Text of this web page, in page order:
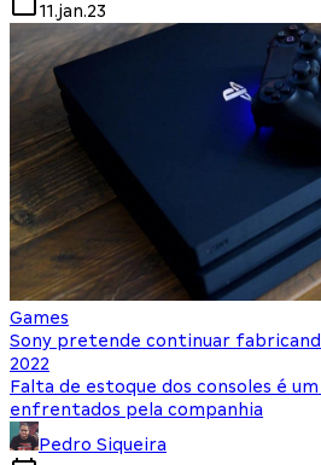
11.jan.23
Games
Sony pretende continuar
2022
Falta de estoque dos consoles é
enfrentados pela companhia
Pedro Siqueira